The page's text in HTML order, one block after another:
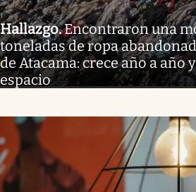
Hallazgo.Encontraron una
toneladas de ropa
de Atacama: crece año a año
espacio